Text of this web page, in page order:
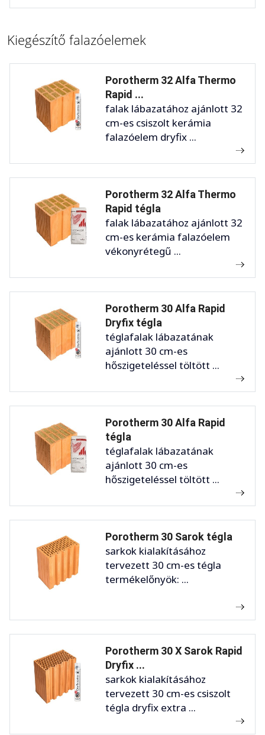
Kiegészítő falazóelemek
Porotherm 32 Alfa Thermo
Rapid ...
falak lábazatához ajánlott 32
cm-es csiszolt kerámia
falazóelem dryfix ...
Porotherm 32 Alfa Thermo
Rapid tégla
falak lábazatához ajánlott 32
cm-es kerámia falazóelem
vékonyrétegű ...
Porotherm 30 Alfa Rapid
Dryfix tégla
téglafalak lábazatának
ajánlott 30 cm-es
hőszigeteléssel töltött ...
Porotherm 30 Alfa Rapid
tégla
téglafalak lábazatának
ajánlott 30 cm-es
hőszigeteléssel töltött ...
Porotherm 30 Sarok tégla
sarkok kialakításához
tervezett 30 cm-es tégla
termékelőnyök: ...
Porotherm 30 X Sarok Rapid
Dryfix ...
sarkok kialakításához
tervezett 30 cm-es csiszolt
tégla dryfix extra ...